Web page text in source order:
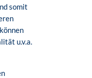
somit
u.v.a.